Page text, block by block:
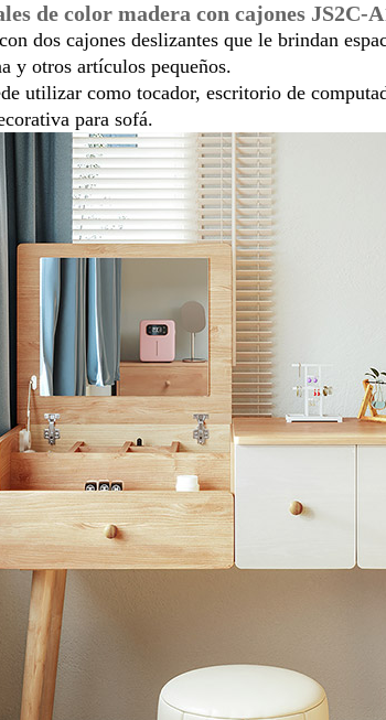
de color madera con cajones JS2C-
dos cajones deslizantes que le brindan
y otros artículos pequeños.
utilizar como tocador, escritorio de
para sofá.